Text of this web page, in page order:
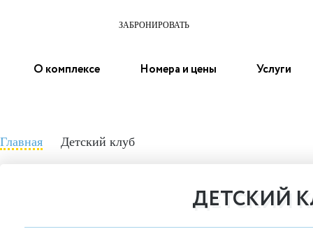
ЗАБРОНИРОВАТЬ
О комплексе Номера и цены Услуги
Главная Детский клуб
ДЕТСКИЙ